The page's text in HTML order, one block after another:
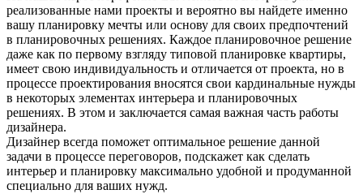
реализованные нами проекты и вероятно вы найдете именно
вашу планировку мечты или основу для своих предпочтений
в планировочных решениях. Каждое планировочное решение
даже как по первому взгляду типовой планировке квартиры,
имеет свою индивидуальность и отличается от проекта, но в
процессе проектирования вносятся свои кардинальные нужды
в некоторых элементах интерьера и планировочных
решениях. В этом и заключается самая важная часть работы
дизайнера.
Дизайнер всегда поможет оптимальное решение данной
задачи в процессе переговоров, подскажет как сделать
интерьер и планировку максимально удобной и продуманной
специально для ваших нужд.